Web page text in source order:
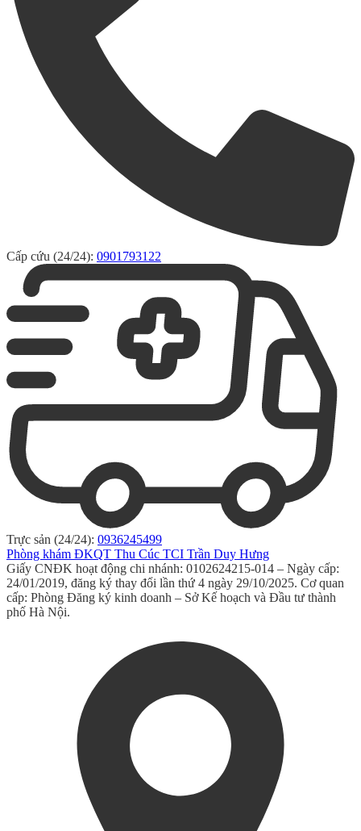
Cấp cứu (24/24): 0901793122
Trực sản (24/24): 0936245499
Phòng khám ĐKQT Thu Cúc TCI Trần Duy Hưng
Giấy CNĐK hoạt động chi nhánh: 0102624215-014 – Ngày cấp:
24/01/2019, đăng ký thay đổi lần thứ 4 ngày 29/10/2025. Cơ quan
cấp: Phòng Đăng ký kinh doanh – Sở Kế hoạch và Đầu tư thành
phố Hà Nội.